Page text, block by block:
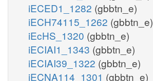
iECED1_1282 (gbbtn_e)
iECH74115_1262 (gbbtn_e)
iEcHS_1320 (gbbtn_e)
iECIAI1_1343 (gbbtn_e)
iECIAI39_1322 (gbbtn_e)
iECNA114_1301 (gbbtn_e)